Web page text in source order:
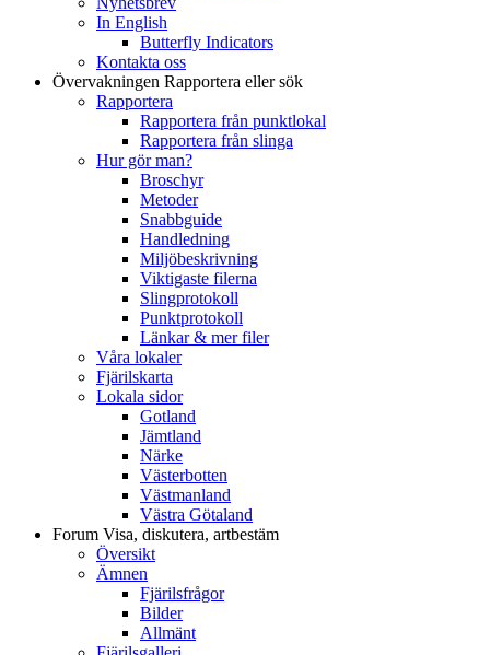
In English
Butterfly Indicators
Kontakta oss
Övervakningen Rapportera eller sök
Rapportera
Rapportera från punktlokal
Rapportera från slinga
Hur gör man?
Broschyr
Metoder
Snabbguide
Handledning
Miljöbeskrivning
Viktigaste filerna
Slingprotokoll
Punktprotokoll
Länkar & mer filer
Våra lokaler
Fjärilskarta
Lokala sidor
Gotland
Jämtland
Närke
Västerbotten
Västmanland
Västra Götaland
Forum Visa, diskutera, artbestäm
Översikt
Ämnen
Fjärilsfrågor
Bilder
Allmänt